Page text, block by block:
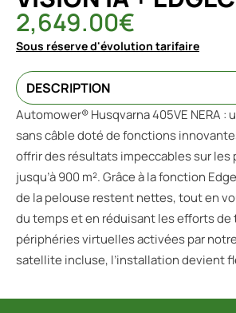
2,649.00€
Sous réserve d'évolution tarifaire
DESCRIPTION
Automower® Husqvarna 405VE NERA :
sans câble doté de fonctions
offrir des résultats impeccables sur les
jusqu’à 900 m². Grâce à la fonction
de la pelouse restent nettes, tout en
du temps et en réduisant les efforts de
périphéries virtuelles activées par
satellite incluse, l’installation devient